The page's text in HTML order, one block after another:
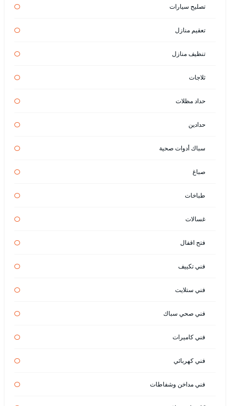
تصليح سيارات
تعقيم منازل
تنظيف منازل
ثلاجات
حداد مظلات
حدادين
سباك أدوات صحية
صباغ
طباخات
غسالات
فتح اقفال
فني تكييف
فني ستلايت
فني صحي سباك
فني كاميرات
فني كهربائي
فني مداخن وشفاطات